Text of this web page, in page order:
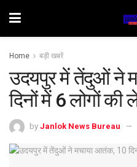
Home बड़ी खबरें
उदयपुर में तेंदुओं ने
दिनों में 6 लोगों की
by Janlok News Bureau